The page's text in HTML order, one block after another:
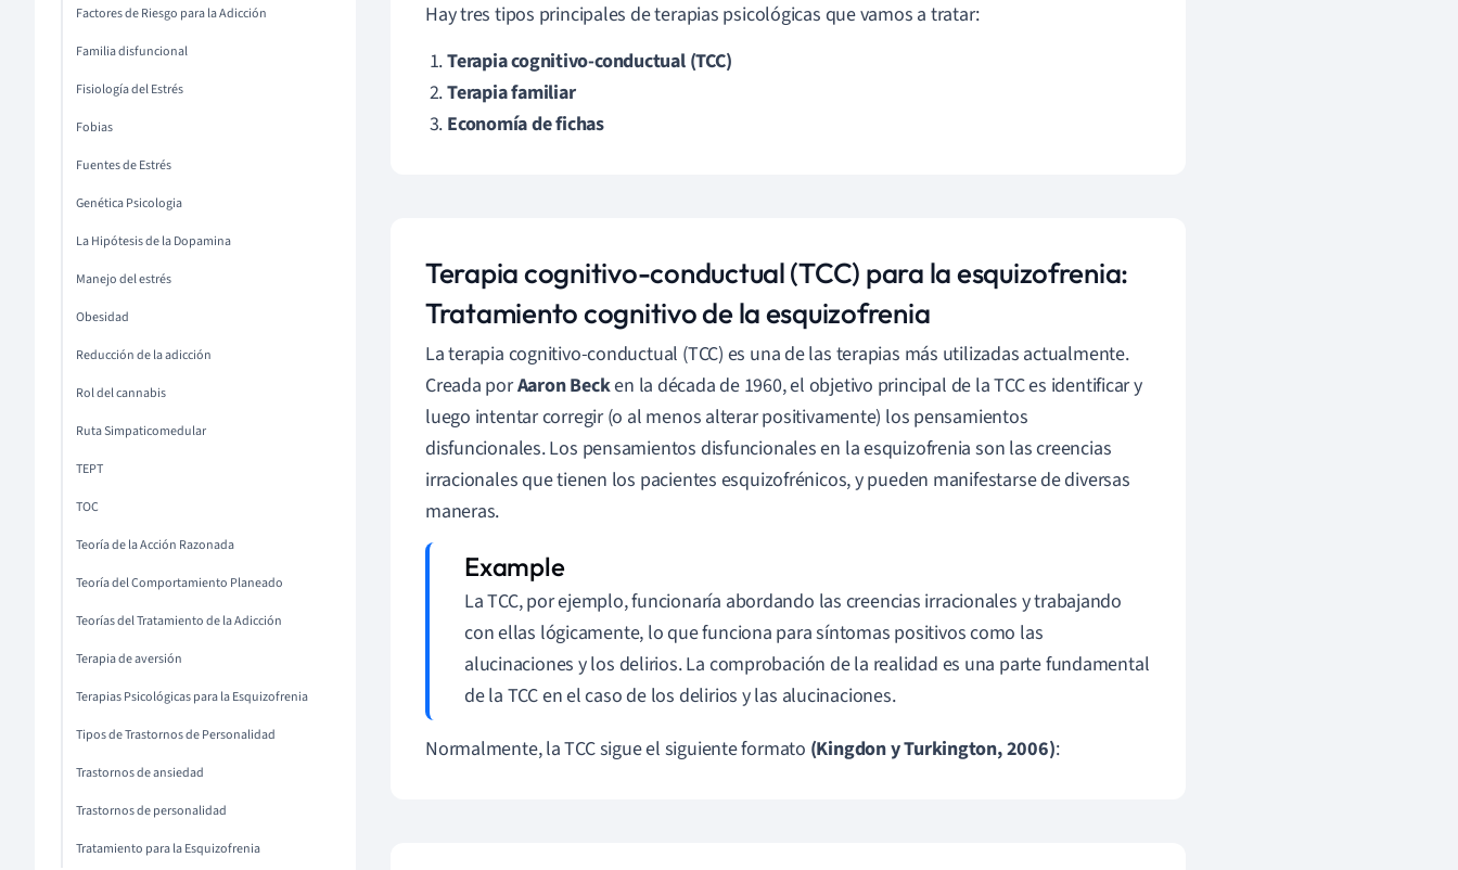
Factores de Riesgo para la Adicción
Familia disfuncional
Fisiología del Estrés
Fobias
Fuentes de Estrés
Genética Psicologia
La Hipótesis de la Dopamina
Manejo del estrés
Obesidad
Reducción de la adicción
Rol del cannabis
Ruta Simpaticomedular
TEPT
TOC
Teoría de la Acción Razonada
Teoría del Comportamiento Planeado
Teorías del Tratamiento de la Adicción
Terapia de aversión
Terapias Psicológicas para la Esquizofrenia
Tipos de Trastornos de Personalidad
Trastornos de ansiedad
Trastornos de personalidad
Tratamiento para la Esquizofrenia
Hay tres tipos principales de terapias psicológicas que vamos a tratar:
Terapia cognitivo-conductual (TCC)
Terapia familiar
Economía de fichas
Terapia cognitivo-conductual (TCC) para la esquizofrenia:
Tratamiento cognitivo de la esquizofrenia
La terapia cognitivo-conductual (TCC) es una de las terapias más utilizadas actualmente.
Creada porAaronBecken la década de 1960, el objetivo principal de la TCC es identificar y
luego intentar corregir (o al menos alterar positivamente) los pensamientos
disfuncionales. Los pensamientos disfuncionales en la esquizofrenia son las creencias
irracionales que tienen los pacientes esquizofrénicos, y pueden manifestarse de diversas
maneras.
La TCC, por ejemplo, funcionaría abordando las creencias irracionales y trabajando
con ellas lógicamente, lo que funciona para síntomas positivos como las
alucinaciones y los delirios. La comprobación de la realidad es una parte fundamental
de la TCC en el caso de los delirios y las alucinaciones.
Normalmente, la TCC sigue el siguiente formato (Kingdon y Turkington, 2006):